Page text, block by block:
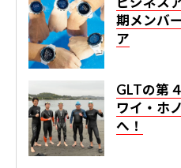
期メンバ
ア
GLTの第
ワイ・ホ
へ！